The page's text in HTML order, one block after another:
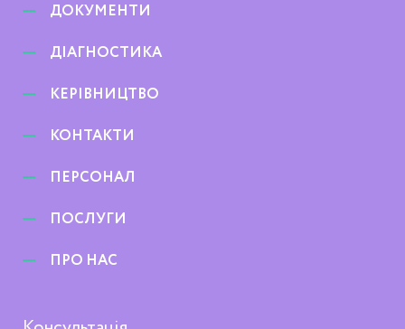
ДОКУМЕНТИ
ДІАГНОСТИКА
КЕРІВНИЦТВО
КОНТАКТИ
ПЕРСОНАЛ
ПОСЛУГИ
ПРО НАС